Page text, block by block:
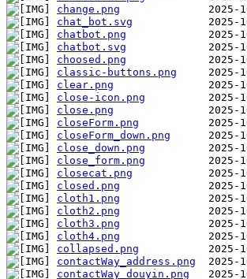
change.png
chat_bot.svg
chatbot.png
chatbot.svg
choosed.png
classic-buttons.png
clear.png
close-icon.png
close.png
closeForm.png
closeForm_down.png
close_down.png
close_form.png
closecat.png
closed.png
cloth1.png
cloth2.png
cloth3.png
cloth4.png
collapsed.png
contactWay_address.png
contactWay_douyin.png